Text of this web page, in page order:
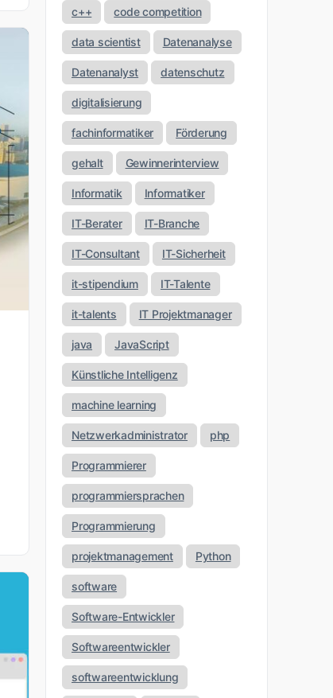
c++ code competition
data scientist Datenanalyse
Datenanalyst datenschutz
digitalisierung
fachinformatiker Förderung
gehalt Gewinnerinterview
Informatik Informatiker
IT-Berater IT-Branche
IT-Consultant IT-Sicherheit
it-stipendium IT-Talente
it-talents IT Projektmanager
java JavaScript
Künstliche Intelligenz
machine learning
Netzwerkadministrator php
Programmierer
programmiersprachen
Programmierung
projektmanagement Python
software
Software-Entwickler
Softwareentwickler
softwareentwicklung